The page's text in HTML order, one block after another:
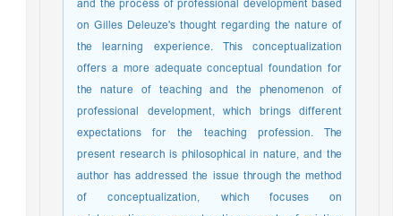
and the process of professional development based
on Gilles Deleuze's thought regarding the nature of
the learning experience. This conceptualization
offers a more adequate conceptual foundation for
the nature of teaching and the phenomenon of
professional development, which brings different
expectations for the teaching profession. The
present research is philosophical in nature, and the
author has addressed the issue through the method
of conceptualization, which focuses on